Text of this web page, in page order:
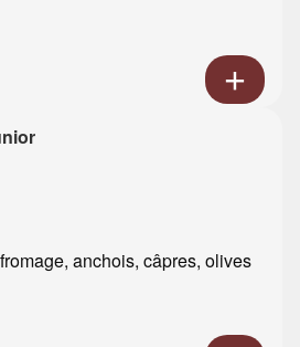
anchois, câpres, olives